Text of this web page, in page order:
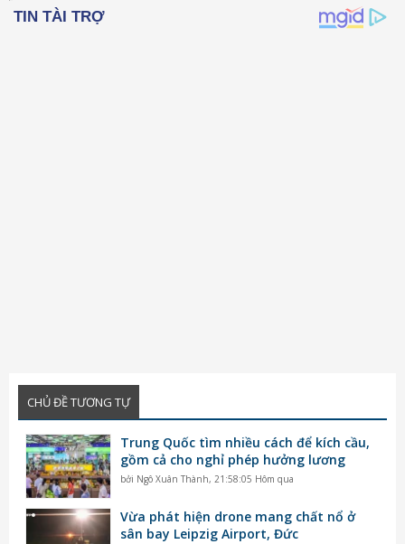
CHỦ ĐỀ TƯƠNG TỰ
Trung Quốc tìm nhiều cách để kích cầu,
gồm cả cho nghỉ phép hưởng lương
bởi Ngô Xuân Thành,21:58:05 Hôm qua
Vừa phát hiện drone mang chất nổ ở
sân bay Leipzig Airport, Đức